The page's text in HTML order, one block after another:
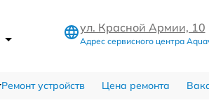
ул. Красной Армии, 10
Адрес сервисного центра
Ремонт устройств Цена ремонта